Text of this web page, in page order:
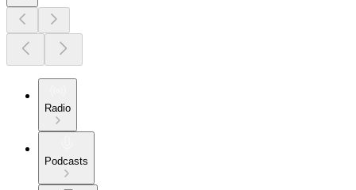
Radio
Podcasts